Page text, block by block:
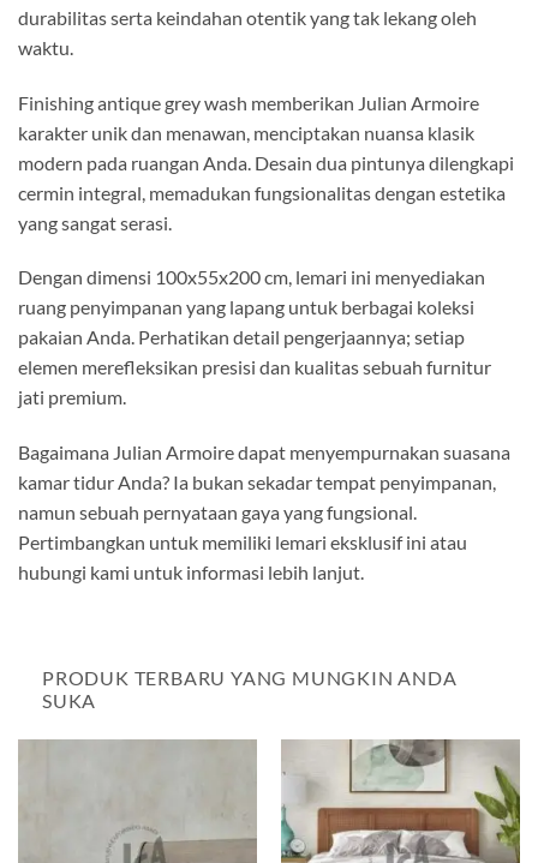
durabilitas serta keindahan otentik yang tak lekang oleh
waktu.
Finishing antique grey wash memberikan Julian Armoire
karakter unik dan menawan, menciptakan nuansa klasik
modern pada ruangan Anda. Desain dua pintunya dilengkapi
cermin integral, memadukan fungsionalitas dengan estetika
yang sangat serasi.
Dengan dimensi 100x55x200 cm, lemari ini menyediakan
ruang penyimpanan yang lapang untuk berbagai koleksi
pakaian Anda. Perhatikan detail pengerjaannya; setiap
elemen merefleksikan presisi dan kualitas sebuah furnitur
jati premium.
Bagaimana Julian Armoire dapat menyempurnakan suasana
kamar tidur Anda? Ia bukan sekadar tempat penyimpanan,
namun sebuah pernyataan gaya yang fungsional.
Pertimbangkan untuk memiliki lemari eksklusif ini atau
hubungi kami untuk informasi lebih lanjut.
PRODUK TERBARU YANG MUNGKIN ANDA
SUKA